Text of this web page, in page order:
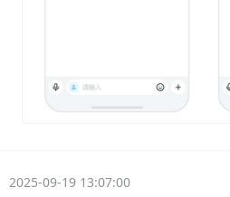
2025-09-19 13:07:00